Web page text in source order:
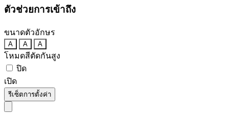
ตัวช่วยการเข้าถึง
ขนาดตัวอักษร
A A A
โหมดสีตัดกันสูง
ปิด
เปิด
รีเซ็ตการตั้งค่า